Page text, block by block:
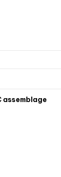
assemblage